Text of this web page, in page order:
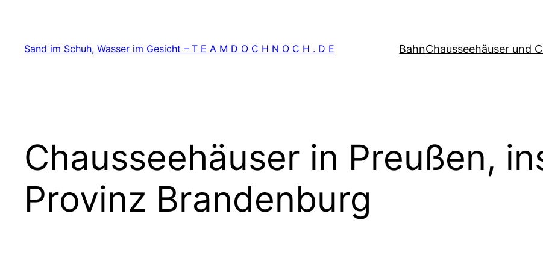
springen
Sand im Schuh, Wasser im Gesicht – T E A M D O C H N O C H . D E BahnChausseehäuser und
Chausseehäuser in Preußen,
Provinz Brandenburg